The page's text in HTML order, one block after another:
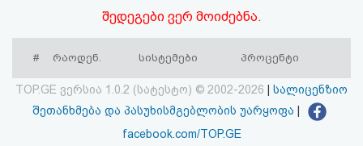
სალიცენზიო
შედეგები ვერ მოიძებნა.
# რაოდენ. სისტემები პროცენტი
TOP.GE ვერსია 1.0.2 (სატესტო) © 2002-2026
სალიცენზიო
შეთანხმება და პასუხისმგებლობის უარყოფა
facebook.com/TOP.GE